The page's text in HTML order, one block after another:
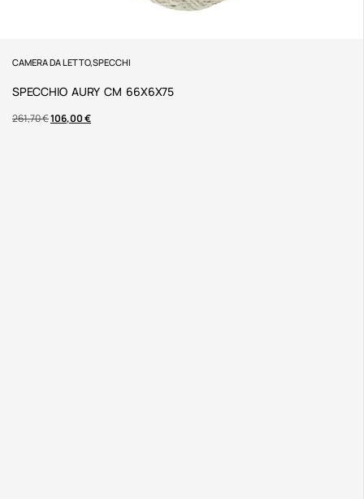
CAMERA DA LETTO,SPECCHI
SPECCHIO AURY CM 66X6X75
261,70€106,00€